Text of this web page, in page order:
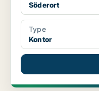
Söderort
Type
Kontor